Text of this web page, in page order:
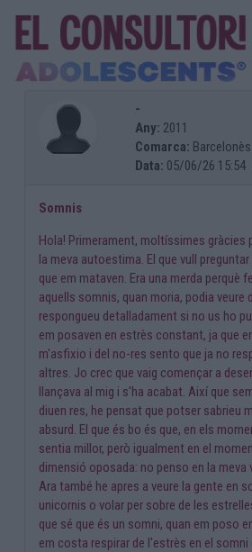
-
Any: 2011
Comarca: Barcelonès
Data: 05/06/26 15:54
Somnis
Hola! Primerament, moltíssimes gràcies
la meva autoestima. El que vull
que em mataven. Era una merda
aquells somnis, quan moria, podia
respongueu detalladament si no us ho
em posaven en estrès constant, ja que
m'asfixio i del no-res sento que ja no
altres. Jo crec que vaig començar a
llançava al mig i s'ha acabat. Així que
diuen res, he pensat que potser sabrieu
absurd. El que és bo és que, en els
sentia millor, però igualment en el
dimensió oposada: no penso en la
Ara també he apres a veure la gente en
unicornis o volar per sobre de les
que sé que és un somni, quan em poso
em costa respirar de l'estrès en el